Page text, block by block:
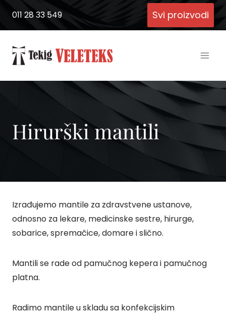
011 28 33 549 Svi proizvodi
Hirurški mantili
Izrađujemo mantile za zdravstvene ustanove,
odnosno za lekare, medicinske sestre, hirurge,
sobarice, spremačice, domare i slično.
Mantili se rade od pamučnog kepera i pamučnog
platna.
Radimo mantile u skladu sa konfekcijskim